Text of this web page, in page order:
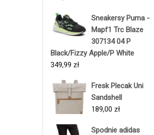
Sneakersy Puma -
Mapf1 Trc Blaze
307134 04 P
Black/Fizzy Apple/P White
349,99 zł
Fresk Plecak Uni
Sandshell
189,00 zł
Spodnie adidas